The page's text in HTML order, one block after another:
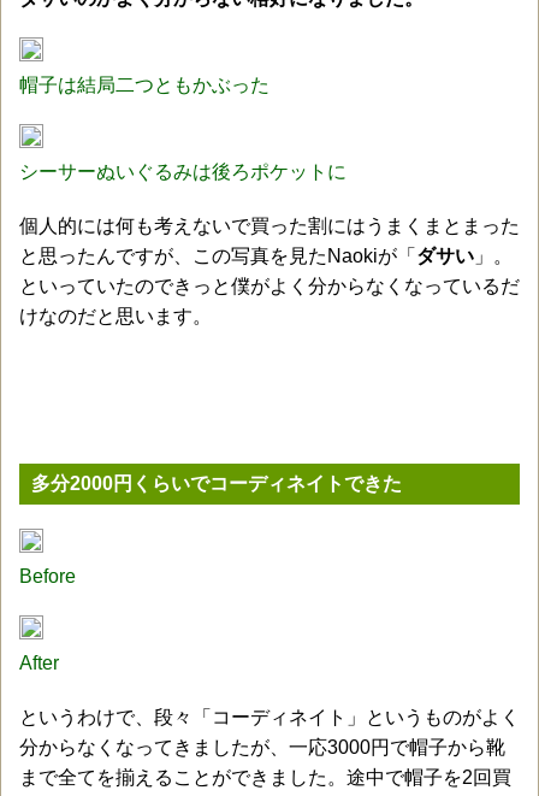
帽子は結局二つともかぶった
シーサーぬいぐるみは後ろポケットに
個人的には何も考えないで買った割にはうまくまとまった
と思ったんですが、この写真を見たNaokiが「 ダサい 」。
といっていたのできっと僕がよく分からなくなっているだ
けなのだと思います。
多分2000円くらいでコーディネイトできた
Before
After
というわけで、段々「コーディネイト」というものがよく
分からなくなってきましたが、一応3000円で帽子から靴
まで全てを揃えることができました。途中で帽子を2回買